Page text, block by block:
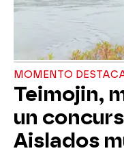
MOMENTO
Teimojin,
un
Aislados